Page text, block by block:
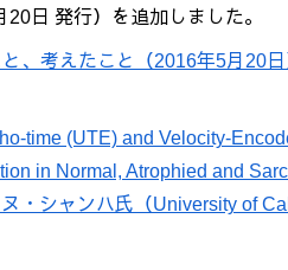
日 発行）を追加しました。
、考えたこと（2016年5月20
time (UTE) and Velocity-
in Normal, Atrophied and
・シャンハ氏（University of